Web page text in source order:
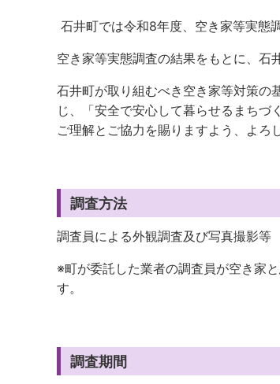
石井町では令和8年度、空き家等実態
空き家等実態調査の結果をもとに、石
石井町が取り組むべき空き家等対策の
じ、「安全で安心して暮らせるまちづ
ご理解とご協力を賜りますよう、よろ
調査方法
調査員による外観調査及び写真撮影等
※町が委託した業者の調査員が空き家
す。
調査期間